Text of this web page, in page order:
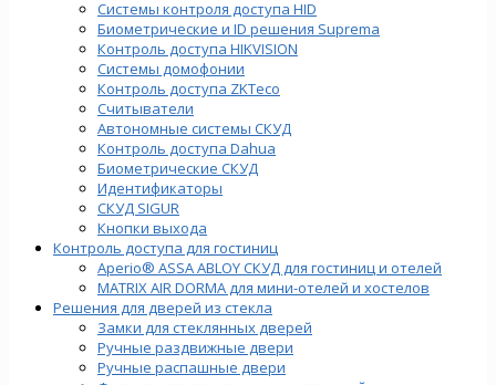
Системы контроля доступа HID
Биометрические и ID решения Suprema
Контроль доступа HIKVISION
Системы домофонии
Контроль доступа ZKTeco
Считыватели
Автономные системы СКУД
Контроль доступа Dahua
Биометрические СКУД
Идентификаторы
СКУД SIGUR
Кнопки выхода
Контроль доступа для гостиниц
Aperio® ASSA ABLOY СКУД для гостиниц и отелей
MATRIX AIR DORMA для мини-отелей и хостелов
Решения для дверей из стекла
Замки для стеклянных дверей
Ручные раздвижные двери
Ручные распашные двери